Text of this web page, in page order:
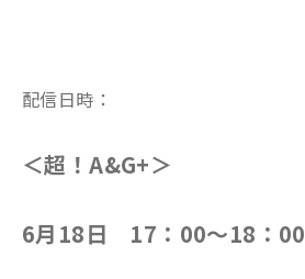
配信日時：
＜超！A&G+＞
6月18日 17：00～18：00